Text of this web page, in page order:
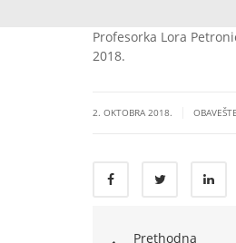
Profesorka Lora
2018.
2. OKTOBRA 2018.
Prethodna